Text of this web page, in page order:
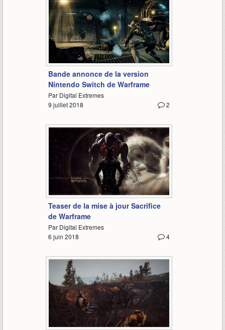
0:52
Bande annonce de la version
Nintendo Switch de Warframe
Par Digital Extremes
2
9 juillet 2018
1:02
Teaser de la mise à jour Sacrifice
de Warframe
Par Digital Extremes
4
6 juin 2018